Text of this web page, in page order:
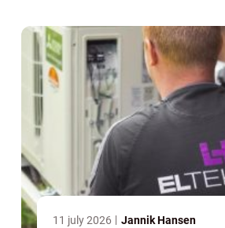
11 july 2026 Jannik Hansen